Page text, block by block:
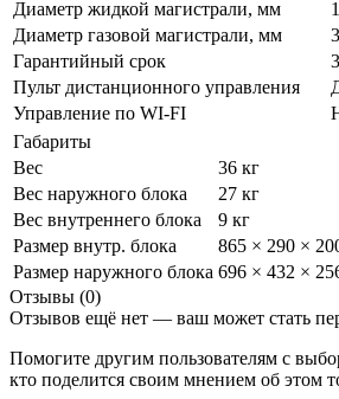
Диаметр жидкой магистрали, мм
Диаметр газовой магистрали, мм
Гарантийный срок
Пульт дистанционного управления
Управление по WI-FI
Габариты
Вес
36 кг
Вес наружного блока
27 кг
Вес внутреннего блока
9 кг
Размер внутр. блока
865 × 290 ×
Размер наружного блока 696 × 432 ×
Отзывы (0)
Отзывов ещё нет — ваш может стать
Помогите другим пользователям с
кто поделится своим мнением об этом